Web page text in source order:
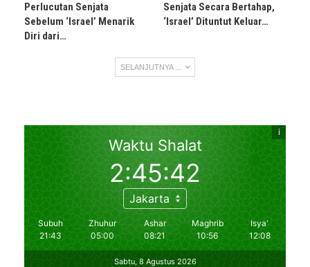
Perlucutan Senjata
Sebelum ‘Israel’ Menarik
Diri dari…
Senjata Secara Bertahap,
‘Israel’ Dituntut Keluar…
SELANJUTNYA ...